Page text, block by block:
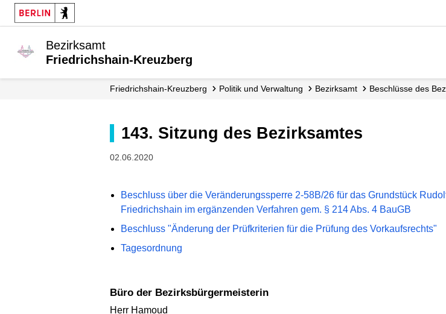
Bezirksamt
Friedrichshain-Kreuzberg
Friedrichshain-Kreuzberg Politik und Verwaltung Bezirksamt Beschlüsse des
143. Sitzung des Bezirksamtes
02.06.2020
Beschluss über die Veränderungssperre 2-58B/26 für das Grundstück
Friedrichshain im ergänzenden Verfahren gem. § 214 Abs. 4 BauGB
Beschluss "Änderung der Prüfkriterien für die Prüfung des Vorkaufsrechts"
Tagesordnung
Büro der Bezirksbürgermeisterin
Herr Hamoud